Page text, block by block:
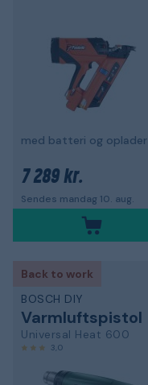
med batteri og oplader
7 289 kr.
Sendes mandag 10. aug.
Back to work
BOSCH DIY
Varmluftspistol
Universal Heat 600
3,0